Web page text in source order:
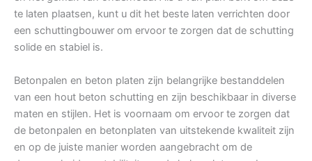
te laten plaatsen, kunt u dit het beste laten verrichten door
een schuttingbouwer om ervoor te zorgen dat de schutting
solide en stabiel is.
Betonpalen en beton platen zijn belangrijke bestanddelen
van een hout beton schutting en zijn beschikbaar in diverse
maten en stijlen. Het is voornaam om ervoor te zorgen dat
de betonpalen en betonplaten van uitstekende kwaliteit zijn
en op de juiste manier worden aangebracht om de